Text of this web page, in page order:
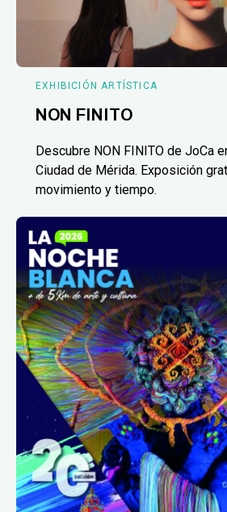
EXHIBICIÓN ARTÍSTICA
NON FINITO
Descubre NON FINITO de JoCa
Ciudad de Mérida. Exposición
movimiento y tiempo.